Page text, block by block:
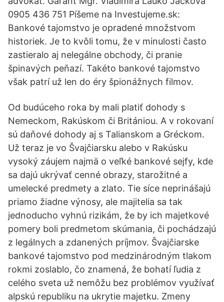
0905 436 751 Píšeme na Investujeme.sk:
Bankové tajomstvo je opradené množstvom
historiek. Je to kvôli tomu, že v minulosti často
zastieralo aj nelegálne obchody, či pranie
špinavých peňazí. Takéto bankové tajomstvo
však patrí už len do éry špionážnych filmov.
Od budúceho roka by mali platiť dohody s
Nemeckom, Rakúskom či Britániou. A v rokovaní
sú daňové dohody aj s Talianskom a Gréckom.
Už teraz je vo Švajčiarsku alebo v Rakúsku
vysoký záujem najmä o veľké bankové sejfy, kde
sa dajú ukrývať cenné obrazy, starožitné a
umelecké predmety a zlato. Tie síce neprinášajú
priamo žiadne výnosy, ale majitelia sa tak
jednoducho vyhnú rizikám, že by ich majetkové
pomery boli predmetom skúmania, či pochádzajú
z legálnych a zdanených príjmov. Švajčiarske
bankové tajomstvo pod medzinárodným tlakom
rokmi zoslablo, čo znamená, že bohatí ľudia z
celého sveta už nemôžu bez problémov využívať
alpskú republiku na ukrytie majetku. Zmeny